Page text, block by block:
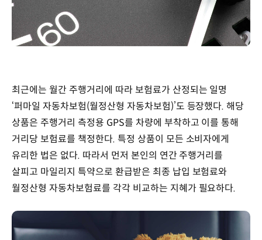
최근에는 월간 주행거리에 따라 보험료가 산정되는 일명
‘퍼마일 자동차보험(월정산형 자동차보험)’도 등장했다. 해당
상품은 주행거리 측정용 GPS를 차량에 부착하고 이를 통해
거리당 보험료를 책정한다. 특정 상품이 모든 소비자에게
유리한 법은 없다. 따라서 먼저 본인의 연간 주행거리를
살피고 마일리지 특약으로 환급받은 최종 납입 보험료와
월정산형 자동차보험료를 각각 비교하는 지혜가 필요하다.